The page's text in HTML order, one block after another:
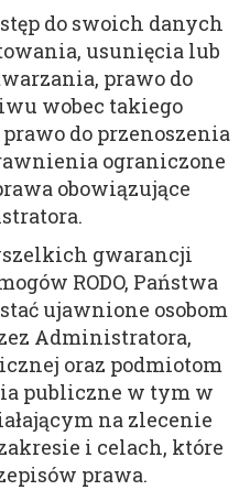
do swoich danych
usunięcia lub
prawo do
wobec takiego
do przenoszenia
ograniczone
obowiązujące
gwarancji
RODO, Państwa
ujawnione osobom
Administratora,
oraz podmiotom
publiczne w tym w
na zlecenie
i celach, które
prawa.